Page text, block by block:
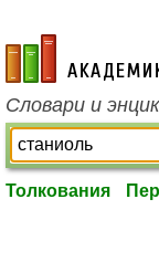
academic.ru
Словари и
Толкования